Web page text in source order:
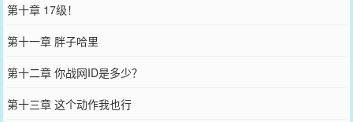
第十章 17级！
第十一章 胖子哈里
第十二章 你战网ID是多少？
第十三章 这个动作我也行